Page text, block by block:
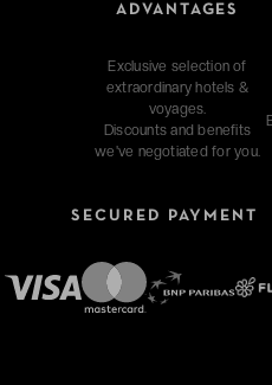
ADVANTAGES
Exclusive selection of
extraordinary hotels &
voyages.
Discounts and benefits
we've negotiated for you.
SECURED PAYMENT